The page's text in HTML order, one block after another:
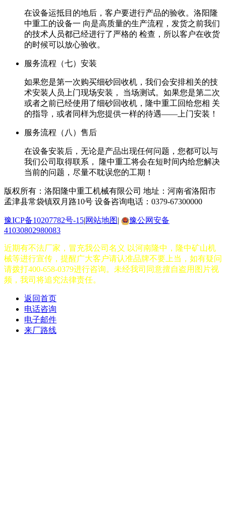
在设备运抵目的地后，客户要进行产品的验收。洛阳隆
中重工的设备一 向是高质量的生产流程，发货之前我们
的技术人员都已经进行了严格的 检查，所以客户在收货
的时候可以放心验收。
服务流程（七）安装
如果您是第一次购买细砂回收机，我们会安排相关的技
术安装人员上门现场安装， 当场测试。如果您是第二次
或者之前已经使用了细砂回收机，隆中重工回给您相 关
的指导，或者同样为您提供一样的待遇——上门安装！
服务流程（八）售后
在设备安装后，无论是产品出现任何问题，您都可以与
我们公司取得联系， 隆中重工将会在短时间内给您解决
当前的问题，尽量不耽误您的工期！
版权所有：洛阳隆中重工机械有限公司 地址：河南省洛阳市
孟津县常袋镇双月路10号 设备咨询电话：0379-67300000
豫ICP备10207782号-15|网站地图|
豫公网安备
41030802980083
近期有不法厂家，冒充我公司名义 以河南隆中，隆中矿山机
械等进行宣传，提醒广大客户请认准品牌不要上当，如有疑问
请拨打400-658-0379进行咨询。未经我司同意擅自盗用图片视
频，我司将追究法律责任。
返回首页
电话咨询
电子邮件
来厂路线